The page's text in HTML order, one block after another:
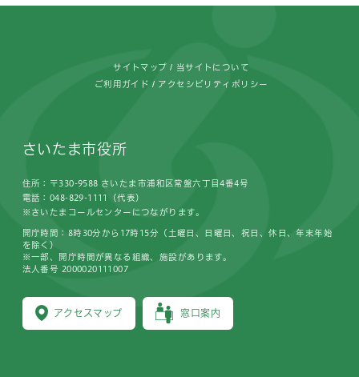
サイトマップ 当サイトについて
ご利用ガイド アクセシビリティポリシー
さいたま市役所
住所：〒330-9588 さいたま市浦和区常盤六丁目4番4号
電話：048-829-1111（代表）
※さいたまコールセンターにつながります。
アクセスマップ 窓口案内
開庁時間：8時30分から17時15分（土曜日、日曜日、祝日、休日、年末年始
を除く）
※一部、開庁時間が異なる組織、施設があります。
法人番号 2000020111007